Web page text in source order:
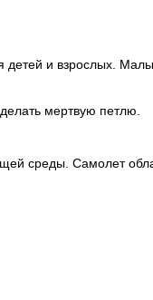
детей и взрослых.
мертвую петлю.
среды. Самолет